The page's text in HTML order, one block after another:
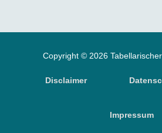
Copyright © 2026
Disclaimer
Impressum